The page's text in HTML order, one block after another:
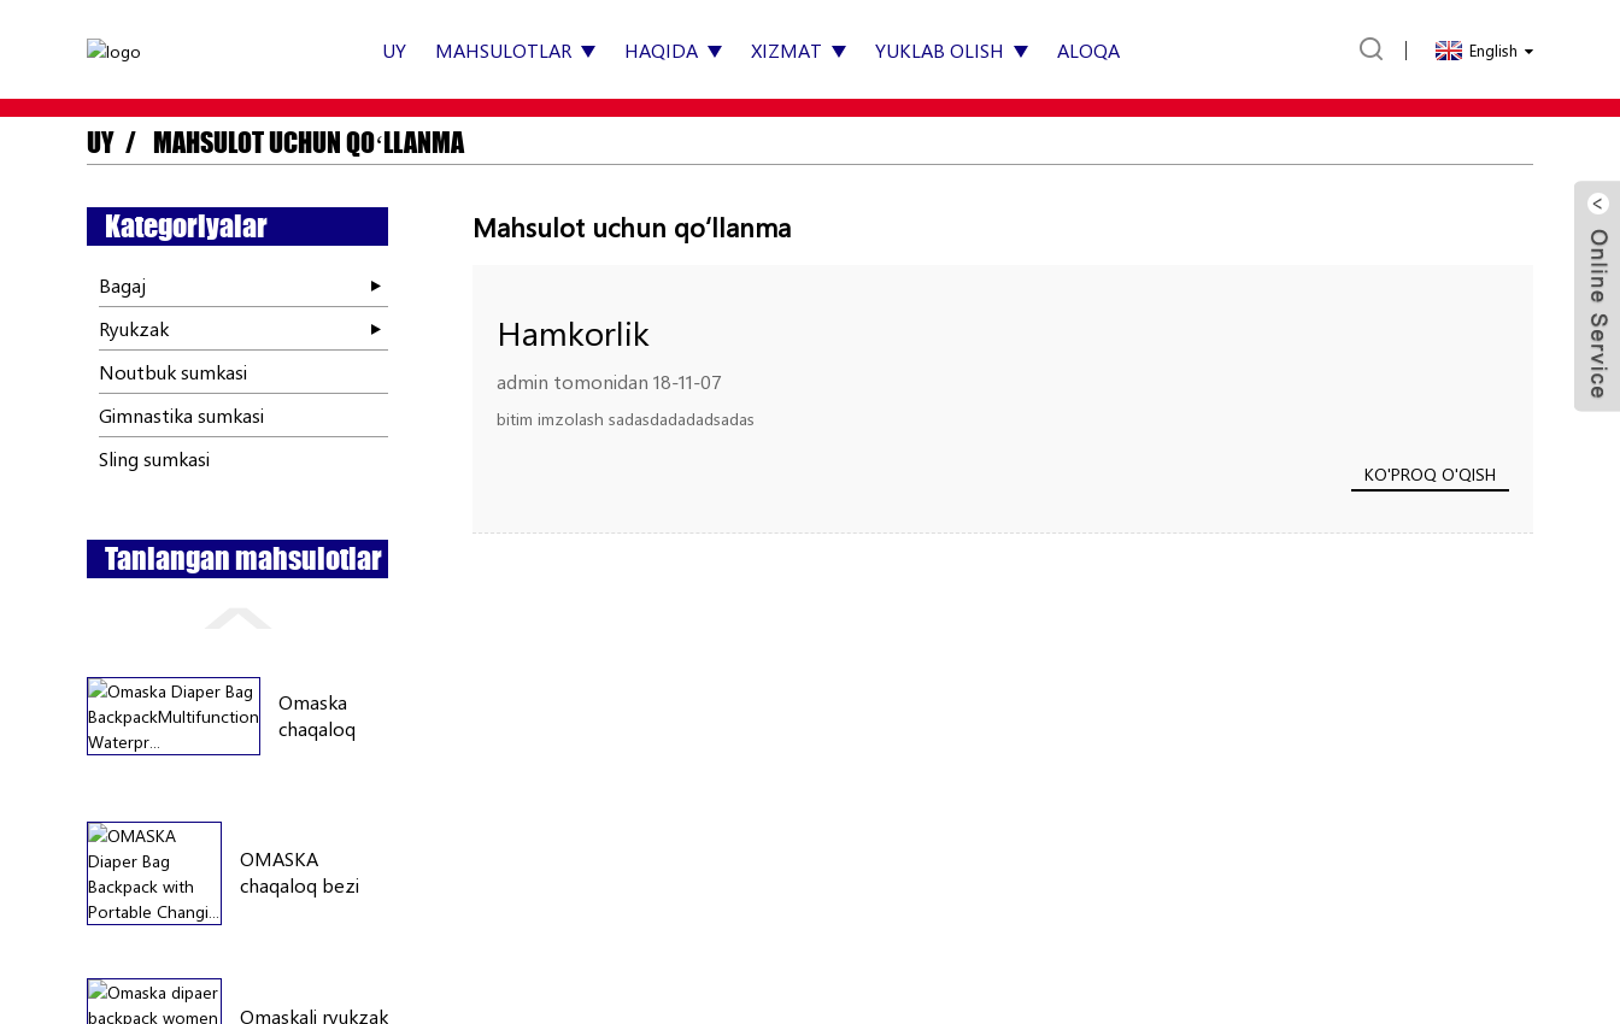
UY MAHSULOTLAR HAQIDA XIZMAT YUKLAB OLISH ALOQA English
UY MAHSULOT UCHUN QOʻLLANMA
Kategoriyalar
Bagaj
Ryukzak
Noutbuk sumkasi
Gimnastika sumkasi
Sling sumkasi
Tanlangan mahsulotlar
Omaska ​​
chaqaloq
OMASKA
chaqaloq bezi
Omaskali ryukzak
Mahsulot uchun qoʻllanma
Hamkorlik
admin tomonidan 18-11-07
bitim imzolash sadasdadadadsadas
KO'PROQ O'QISH